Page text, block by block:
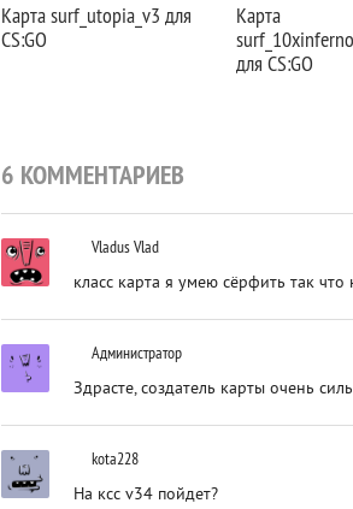
Карта surf_utopia_v3 для
CS:GO
Карта
для CS:GO
6 КОММЕНТАРИЕВ
Vladus Vlad
класс карта я умею сёрфить так что
Администратор
Здрасте, создатель карты очень
kota228
На ксс v34 пойдет?